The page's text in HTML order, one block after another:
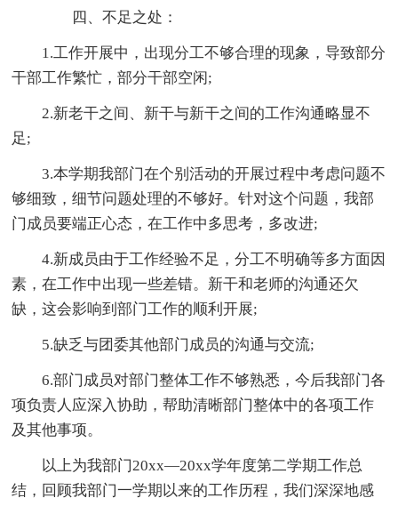
四、不足之处：
1.工作开展中，出现分工不够合理的现象，导致部分
干部工作繁忙，部分干部空闲;
2.新老干之间、新干与新干之间的工作沟通略显不
足;
3.本学期我部门在个别活动的开展过程中考虑问题不
够细致，细节问题处理的不够好。针对这个问题，我部
门成员要端正心态，在工作中多思考，多改进;
4.新成员由于工作经验不足，分工不明确等多方面因
素，在工作中出现一些差错。新干和老师的沟通还欠
缺，这会影响到部门工作的顺利开展;
5.缺乏与团委其他部门成员的沟通与交流;
6.部门成员对部门整体工作不够熟悉，今后我部门各
项负责人应深入协助，帮助清晰部门整体中的各项工作
及其他事项。
以上为我部门20xx—20xx学年度第二学期工作总
结，回顾我部门一学期以来的工作历程，我们深深地感